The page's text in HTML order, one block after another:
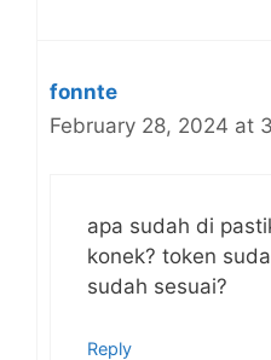
fonnte
February 28, 2024 at
apa sudah di
konek? token
sudah sesuai?
Reply